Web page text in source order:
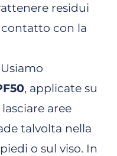
residui
contatto con la
Usiamo
, applicate su
aree
talvolta nella
o sul viso. In